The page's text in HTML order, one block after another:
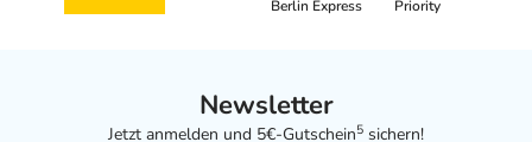
Berlin Express
Priority
Newsletter
Jetzt anmelden und 5€-Gutschein5 sichern!